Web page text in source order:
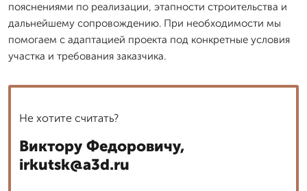
пояснениями по реализации, этапности строительства и
дальнейшему сопровождению. При необходимости мы
помогаем с адаптацией проекта под конкретные условия
участка и требования заказчика.
Не хотите считать?
Виктору Федоровичу,
irkutsk@a3d.ru